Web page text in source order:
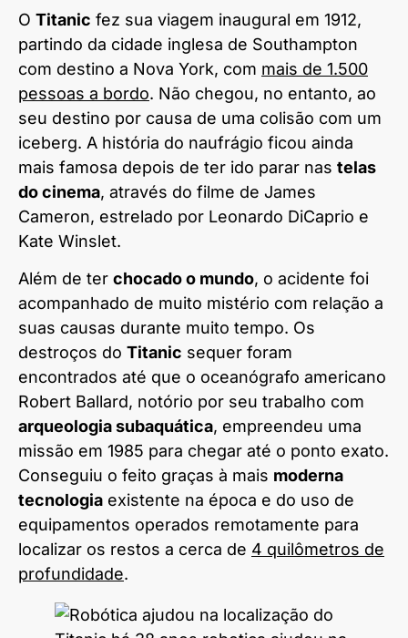
O Titanic fez sua viagem inaugural em 1912,
partindo da cidade inglesa de Southampton
com destino a Nova York, com mais de 1.500
pessoas a bordo. Não chegou, no entanto, ao
seu destino por causa de uma colisão com um
iceberg. A história do naufrágio ficou ainda
mais famosa depois de ter ido parar nas telas
do cinema, através do filme de James
Cameron, estrelado por Leonardo DiCaprio e
Kate Winslet.
Além de ter chocado o mundo, o acidente foi
acompanhado de muito mistério com relação a
suas causas durante muito tempo. Os
destroços do Titanic sequer foram
encontrados até que o oceanógrafo americano
Robert Ballard, notório por seu trabalho com
arqueologia subaquática, empreendeu uma
missão em 1985 para chegar até o ponto exato.
Conseguiu o feito graças à mais moderna
tecnologia existente na época e do uso de
equipamentos operados remotamente para
localizar os restos a cerca de 4 quilômetros de
profundidade.